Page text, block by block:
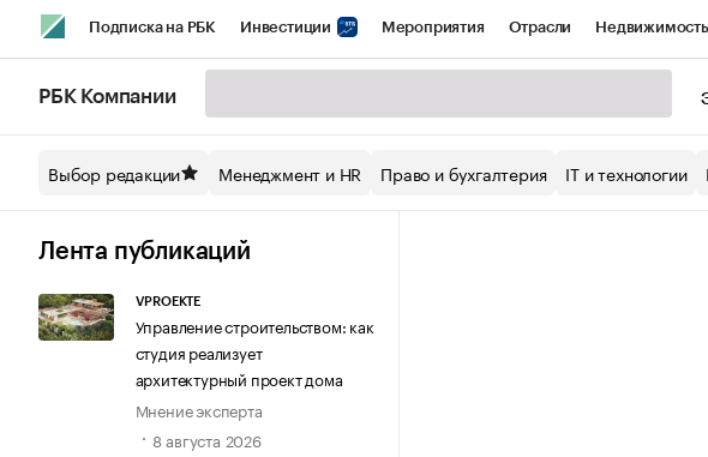
Подписка на РБК Инвестиции Мероприятия Отрасли Недвижимость
Спецпроекты СПб Конференции СПб Спецпроекты
Технологии и медиа
РБК Компании
Выбор редакции Менеджмент и HR Право и бухгалтерия IT и технологии
Лента публикаций
VPROEKTE
Управление строительством: как
студия реализует
архитектурный проект дома
Мнение эксперта
8 августа 2026